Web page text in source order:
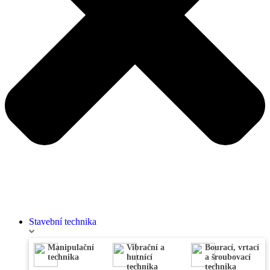
Stavební technika
Manipulační
technika
Vibrační a
hutnící
technika
Bourací, vrtací
a šroubovací
technika